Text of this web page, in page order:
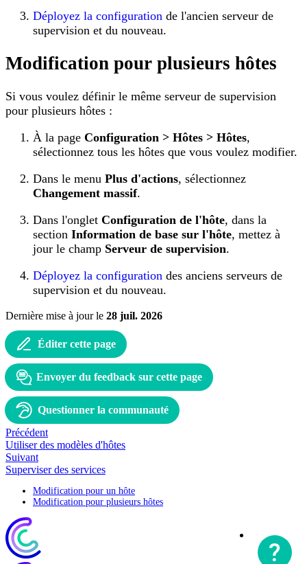
Déployez la configuration de l'ancien serveur de
supervision et du nouveau.
Modification pour plusieurs hôtes
Si vous voulez définir le même serveur de supervision
pour plusieurs hôtes :
À la page Configuration > Hôtes > Hôtes,
sélectionnez tous les hôtes que vous voulez modifier.
Dans le menu Plus d'actions, sélectionnez
Changement massif.
Dans l'onglet Configuration de l'hôte, dans la
section Information de base sur l'hôte, mettez à
jour le champ Serveur de supervision.
Déployez la configuration des anciens serveurs de
supervision et du nouveau.
Dernière mise à jourle 28 juil. 2026
Éditer cette page
Envoyer du feedback sur cette page
Questionner la communauté
Précédent
Utiliser des modèles d'hôtes
Suivant
Superviser des services
Modification pour un hôte
Modification pour plusieurs hôtes
?
Site
Corporate